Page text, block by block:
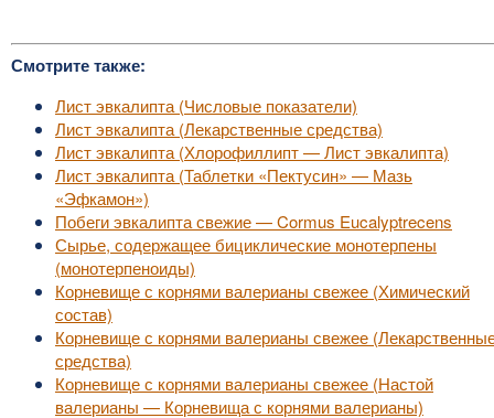
Смотрите также:
Лист эвкалипта (Числовые показатели)
Лист эвкалипта (Лекарственные средства)
Лист эвкалипта (Хлорофиллипт — Лист эвкалипта)
Лист эвкалипта (Таблетки «Пектусин» — Мазь
«Эфкамон»)
Побеги эвкалипта свежие — Cormus Eucalyptrecens
Сырье, содержащее бициклические монотерпены
(монотерпеноиды)
Корневище с корнями валерианы свежее (Химический
состав)
Корневище с корнями валерианы свежее
средства)
Корневище с корнями валерианы свежее (Настой
валерианы — Корневища с корнями валерианы)